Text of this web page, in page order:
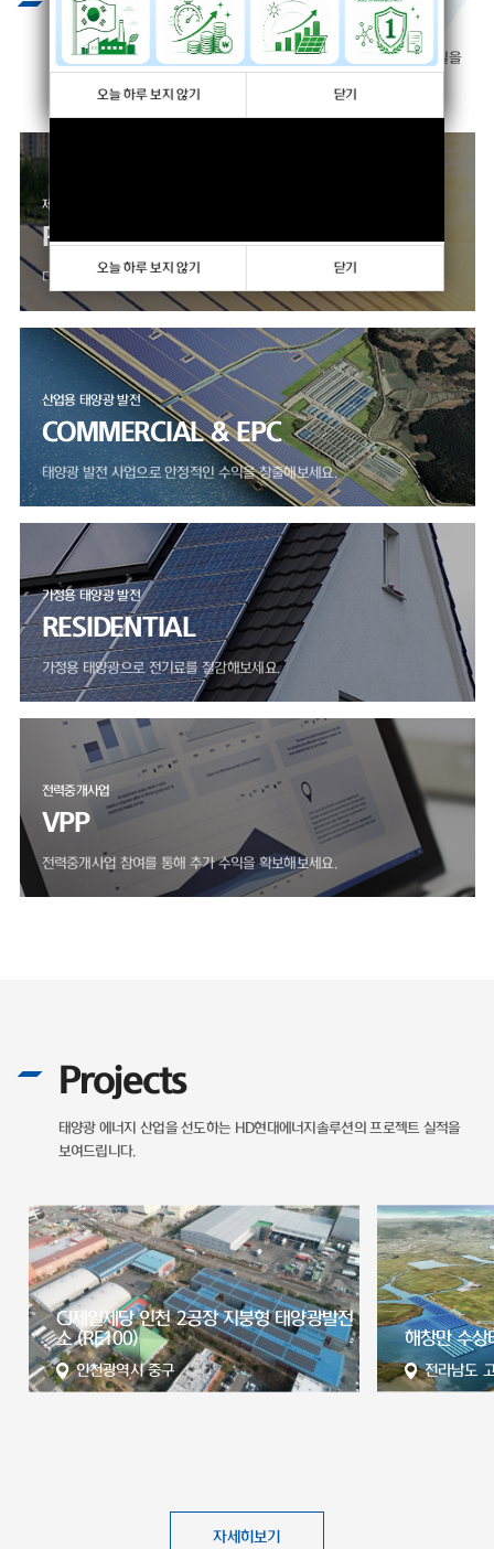
Business
끊임없는 기술개발과 엄격하고 혹독한
제품 테스트를 통하여 제품의 질을
제품 판매 사업
PRODUCTS
다양한 모듈, 인버터 제품을 만나보세요.
산업용 태양광 발전
COMMERCIAL & EPC
태양광 발전 사업으로 안정적인 수익을 창출해보세요.
가정용 태양광 발전
RESIDENTIAL
가정용 태양광으로 전기료를 절감해보세요.
전력중개사업
VPP
전력중개사업 참여를 통해 추가 수익을 확보해보세요.
Projects
태양광 에너지 산업을 선도하는 HD현대에너지솔루션의 프로젝트 실적을
보여드립니다.
자세히보기
해창만 수상태양광발전소
전라남도 고흥군
서산 65MW
충청남도
오늘 하루 보지 않기 닫기
오늘 하루 보지 않기 닫기
오늘 하루 보지 않기 닫기